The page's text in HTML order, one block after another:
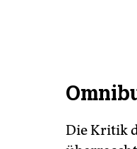
Die Kritik